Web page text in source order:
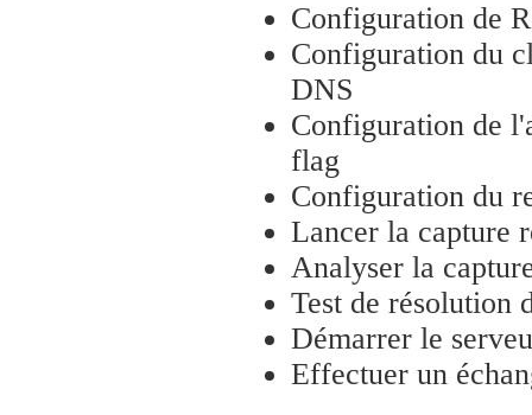
Configuration de
Configuration du
DNS
Configuration de
flag
Configuration du
Lancer la capture
Analyser la
Test de résolution
Démarrer le
Effectuer un